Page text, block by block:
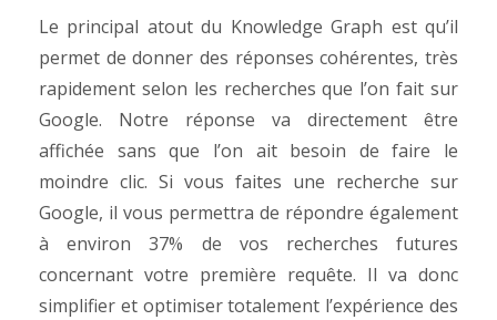
Le principal atout du Knowledge Graph est qu’il
permet de donner des réponses cohérentes, très
rapidement selon les recherches que l’on fait sur
Google. Notre réponse va directement être
affichée sans que l’on ait besoin de faire le
moindre clic. Si vous faites une recherche sur
Google, il vous permettra de répondre également
à environ 37% de vos recherches futures
concernant votre première requête. Il va donc
simplifier et optimiser totalement l’expérience des